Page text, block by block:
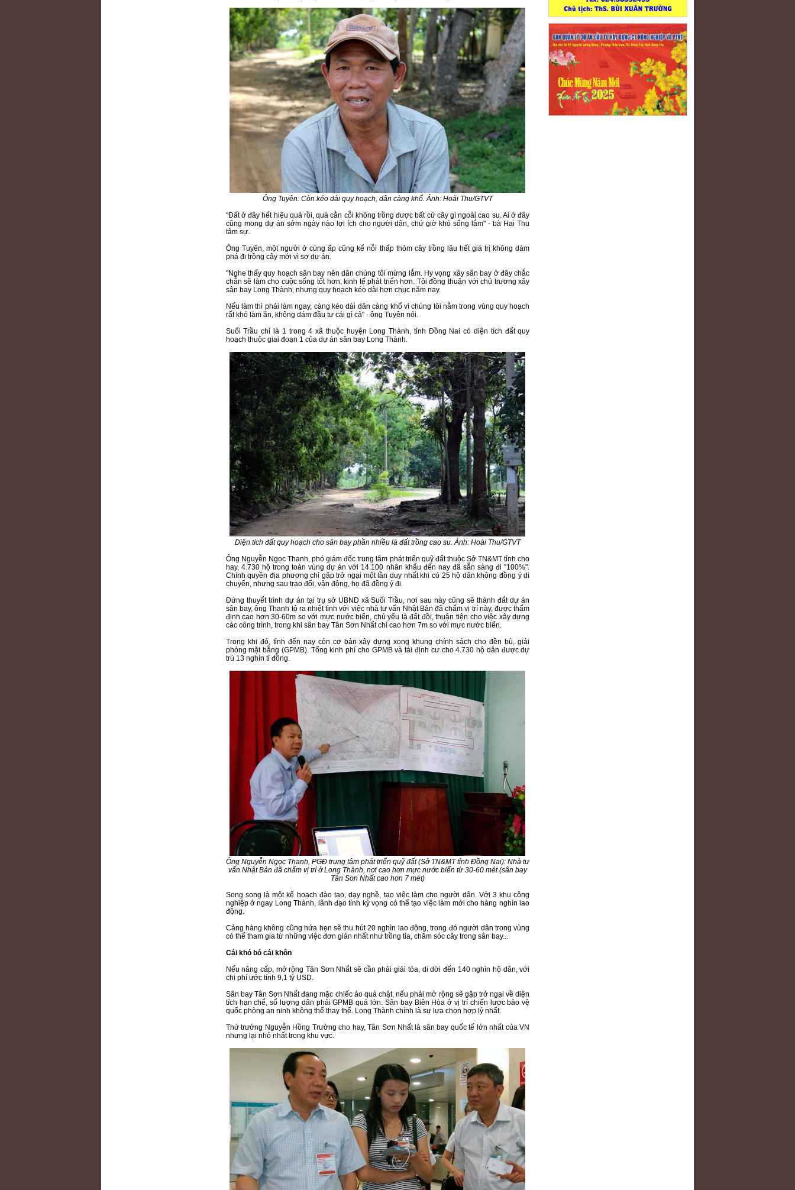
Ông Tuyên: Còn kéo dài quy hoạch, dân càng khổ. Ảnh: Hoài Thu/GTVT
"Đất ở đây hết hiệu quả rồi, quá cằn cỗi không trồng được bất cứ cây gì ngoài cao su. Ai ở đây
cũng mong dự án sớm ngày nào lợi ích cho người dân, chứ giờ khó sống lắm" - bà Hai Thu
tâm sự.
Ông Tuyên, một người ở cùng ấp cũng kể nỗi thấp thỏm cây trồng lâu hết giá trị không dám
phá đi trồng cây mới vì sợ dự án.
"Nghe thấy quy hoạch sân bay nên dân chúng tôi mừng lắm. Hy vọng xây sân bay ở đây chắc
chắn sẽ làm cho cuộc sống tốt hơn, kinh tế phát triển hơn. Tôi đồng thuận với chủ trương xây
sân bay Long Thành, nhưng quy hoạch kéo dài hơn chục năm nay.
Nếu làm thì phải làm ngay, càng kéo dài dân càng khổ vì chúng tôi nằm trong vùng quy hoạch
rất khó làm ăn, không dám đầu tư cái gì cả" - ông Tuyên nói.
Suối Trầu chỉ là 1 trong 4 xã thuộc huyện Long Thành, tỉnh Đồng Nai có diện tích đất quy
hoạch thuộc giai đoạn 1 của dự án sân bay Long Thành.
Diện tích đất quy hoạch cho sân bay phần nhiều là đất trồng cao su. Ảnh: Hoài Thu/GTVT
Ông Nguyễn Ngọc Thanh, phó giám đốc trung tâm phát triển quỹ đất thuộc Sở TN&MT tỉnh cho
hay, 4.730 hộ trong toàn vùng dự án với 14.100 nhân khẩu đến nay đã sẵn sàng đi "100%".
Chính quyền địa phương chỉ gặp trở ngại một lần duy nhất khi có 25 hộ dân không đồng ý di
chuyển, nhưng sau trao đổi, vận động, họ đã đồng ý đi.
Đứng thuyết trình dự án tại trụ sở UBND xã Suối Trầu, nơi sau này cũng sẽ thành đất dự án
sân bay, ông Thanh tỏ ra nhiệt tình với việc nhà tư vấn Nhật Bản đã chấm vị trí này, được thẩm
định cao hơn 30-60m so với mực nước biển, chủ yếu là đất đồi, thuận tiện cho việc xây dựng
các công trình, trong khi sân bay Tân Sơn Nhất chỉ cao hơn 7m so với mực nước biển.
Trong khi đó, tỉnh đến nay còn cơ bản xây dựng xong khung chính sách cho đền bù, giải
phóng mặt bằng (GPMB). Tổng kinh phí cho GPMB và tái định cư cho 4.730 hộ dân được dự
trù 13 nghìn tỉ đồng.
Ông Nguyễn Ngọc Thanh, PGĐ trung tâm phát triển quỹ đất (Sở TN&MT tỉnh Đồng Nai): Nhà tư
vấn Nhật Bản đã chấm vị trí ở Long Thành, nơi cao hơn mực nước biển từ 30-60 mét (sân bay
Tân Sơn Nhất cao hơn 7 mét)
Song song là một kế hoạch đào tạo, dạy nghề, tạo việc làm cho người dân. Với 3 khu công
nghiệp ở ngay Long Thành, lãnh đạo tỉnh kỳ vọng có thể tạo việc làm mới cho hàng nghìn lao
động.
Cảng hàng không cũng hứa hẹn sẽ thu hút 20 nghìn lao động, trong đó người dân trong vùng
có thể tham gia từ những việc đơn giản nhất như trồng tỉa, chăm sóc cây trong sân bay...
Cái khó bó cái khôn
Nếu nâng cấp, mở rộng Tân Sơn Nhất sẽ cần phải giải tỏa, di dời đến 140 nghìn hộ dân, với
chi phí ước tính 9,1 tỷ USD.
Sân bay Tân Sơn Nhất đang mặc chiếc áo quá chật, nếu phải mở rộng sẽ gặp trở ngại về diện
tích hạn chế, số lượng dân phải GPMB quá lớn. Sân bay Biên Hòa ở vị trí chiến lược bảo vệ
quốc phòng an ninh không thể thay thế. Long Thành chính là sự lựa chọn hợp lý nhất.
Thứ trưởng Nguyễn Hồng Trường cho hay, Tân Sơn Nhất là sân bay quốc tế lớn nhất của VN
nhưng lại nhỏ nhất trong khu vực.